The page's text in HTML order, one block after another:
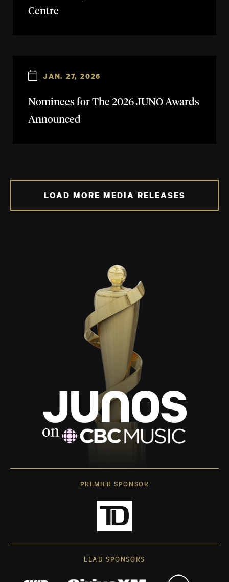
Centre
JAN. 27, 2026
Nominees for The 2026 JUNO Awards
Announced
LOAD MORE MEDIA RELEASES
PREMIER SPONSOR
LEAD SPONSORS